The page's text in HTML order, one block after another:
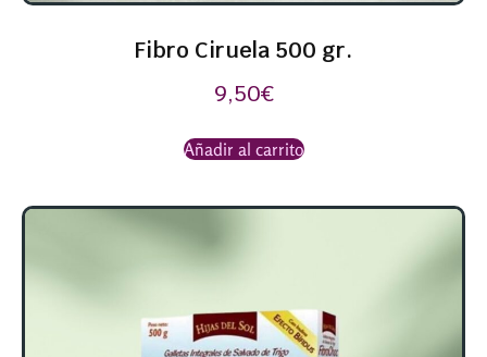
Fibro Ciruela 500 gr.
9,50€
Añadir al carrito